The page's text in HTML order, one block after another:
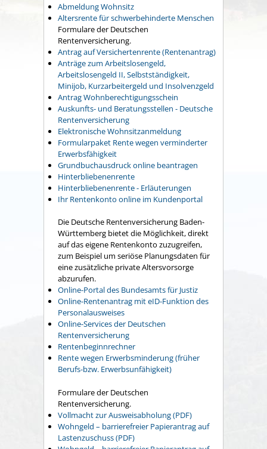
Abmeldung Wohnsitz
Altersrente für schwerbehinderte Menschen
Formulare der Deutschen
Rentenversicherung.
Antrag auf Versichertenrente (Rentenantrag)
Anträge zum Arbeitslosengeld,
Arbeitslosengeld II, Selbstständigkeit,
Minijob, Kurzarbeitergeld und Insolvenzgeld
Antrag Wohnberechtigungsschein
Auskunfts- und Beratungsstellen - Deutsche
Rentenversicherung
Elektronische Wohnsitzanmeldung
Formularpaket Rente wegen verminderter
Erwerbsfähigkeit
Grundbuchausdruck online beantragen
Hinterbliebenenrente
Hinterbliebenenrente - Erläuterungen
Ihr Rentenkonto online im Kundenportal
Die Deutsche Rentenversicherung Baden-
Württemberg bietet die Möglichkeit, direkt
auf das eigene Rentenkonto zuzugreifen,
zum Beispiel um seriöse Planungsdaten für
eine zusätzliche private Altersvorsorge
abzurufen.
Online-Portal des Bundesamts für Justiz
Online-Rentenantrag mit eID-Funktion des
Personalausweises
Online-Services der Deutschen
Rentenversicherung
Rentenbeginnrechner
Rente wegen Erwerbsminderung (früher
Berufs-bzw. Erwerbsunfähigkeit)
Formulare der Deutschen
Rentenversicherung.
Vollmacht zur Ausweisabholung (PDF)
Wohngeld – barrierefreier Papierantrag auf
Lastenzuschuss (PDF)